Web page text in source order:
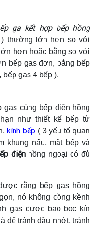
ga kết hợp bếp hồng
thường lớn hơn so với
hơn hoặc bằng so với
bếp gas đơn, bằng bếp
gas 4 bếp ).
cùng bếp điện hồng
như thiết kế bếp từ
kính bếp ( 3 yếu tố quan
khung nấu, mặt bếp và
điệnhồng ngoại có đủ
rằng bếp gas hồng
nó không cồng kềnh
gas được bao bọc kín
để tránh dầu nhớt, tránh